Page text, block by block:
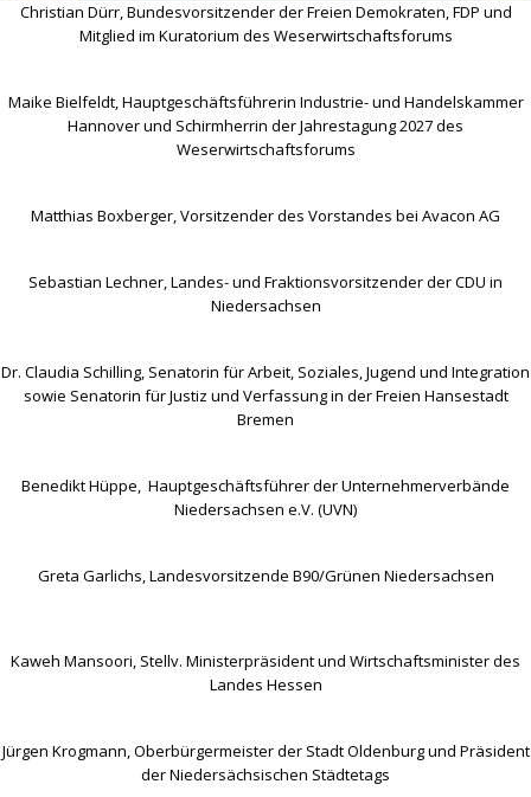
Christian Dürr, Bundesvorsitzender der Freien Demokraten, FDP und
Mitglied im Kuratorium des Weserwirtschaftsforums
Maike Bielfeldt, Hauptgeschäftsführerin Industrie- und Handelskammer
Hannover und Schirmherrin der Jahrestagung 2027 des
Weserwirtschaftsforums
Matthias Boxberger, Vorsitzender des Vorstandes bei Avacon AG
Sebastian Lechner, Landes- und Fraktionsvorsitzender der CDU in
Niedersachsen
Dr. Claudia Schilling, Senatorin für Arbeit, Soziales, Jugend und Integration
sowie Senatorin für Justiz und Verfassung in der Freien Hansestadt
Bremen
Benedikt Hüppe, Hauptgeschäftsführer der Unternehmerverbände
Niedersachsen e.V. (UVN)
Greta Garlichs, Landesvorsitzende B90/Grünen Niedersachsen
Kaweh Mansoori, Stellv. Ministerpräsident und Wirtschaftsminister des
Landes Hessen
Jürgen Krogmann, Oberbürgermeister der Stadt Oldenburg und Präsident
der Niedersächsischen Städtetags